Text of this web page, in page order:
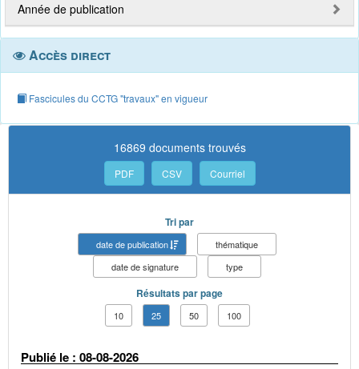
Année de publication
Accès direct
Fascicules du CCTG "travaux" en vigueur
16869 documents trouvés
PDF CSV Courriel
Tri par
date de publication
thématique
date de signature
type
Résultats par page
10 25 50 100
Publié le : 08-08-2026